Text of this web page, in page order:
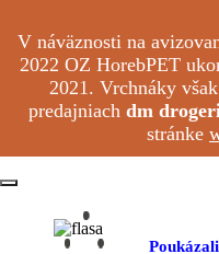
main
content
V náväznosti na
2022 OZ HorebPET
2021. Vrchnáky
predajniach dm
stránke
Toggle